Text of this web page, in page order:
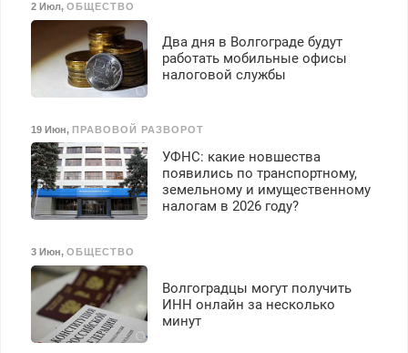
З/п – до 96000 рублей до
вычета налогов.
Ежемесячно
выплачивается денежная
премия. Возможно
бесплатное обучение,
получение документов,
работа инспектором по
транспортной
безопасности с з/п до
125000 руб.
2 Июл, ОБЩЕСТВО
Два дня в Волгограде будут
работать мобильные офисы
налоговой службы
19 Июн, ПРАВОВОЙ РАЗВОРОТ
УФНС: какие новшества
появились по транспортному,
земельному и имущественному
налогам в 2026 году?
3 Июн, ОБЩЕСТВО
Волгоградцы могут получить
ИНН онлайн за несколько
минут